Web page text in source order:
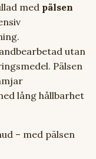
med pälsen
utan
Pälsen
lång hållbarhet
– med pälsen